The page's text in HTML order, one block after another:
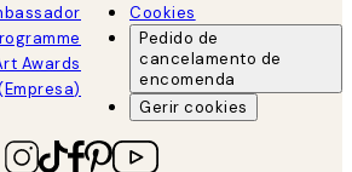
Awards
Cookies
Pedido de
cancelamento de
encomenda
Gerir cookies